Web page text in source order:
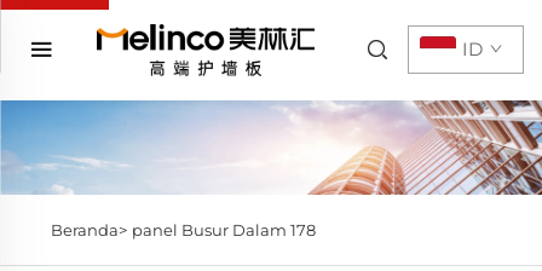
ID
Beranda> panel Busur Dalam 178